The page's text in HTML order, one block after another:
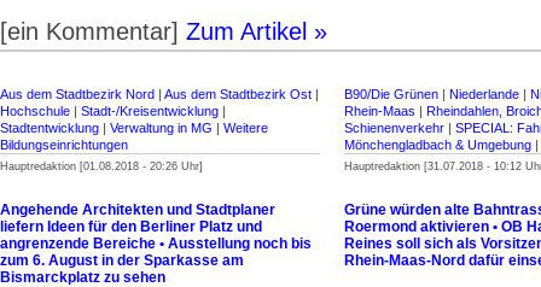
[ein Kommentar] Zum Artikel »
Aus dem Stadtbezirk Nord | Aus dem Stadtbezirk Ost |
Hochschule | Stadt-/Kreisentwicklung |
Stadtentwicklung | Verwaltung in MG | Weitere
Bildungseinrichtungen
Hauptredaktion [01.08.2018 - 20:26 Uhr]
Angehende Architekten und Stadtplaner
liefern Ideen für den Berliner Platz und
angrenzende Bereiche • Ausstellung noch bis
zum 6. August in der Sparkasse am
Bismarckplatz zu sehen
B90/Die Grünen | Niederlande |
Rhein-Maas | Rheindahlen,
Schienenverkehr | SPECIAL:
Mönchengladbach & Umgebung |
Hauptredaktion [31.07.2018 - 10:12
Grüne würden alte
Roermond aktivieren • OB
Reines soll sich als
Rhein-Maas-Nord dafür